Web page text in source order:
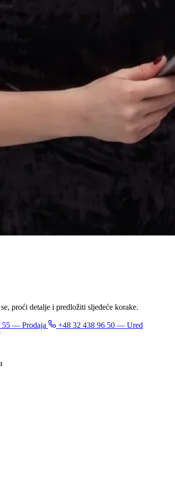
proći detalje i predložiti sljedeće korake.
55 — Prodaja +48 32 438 96 50 — Ured